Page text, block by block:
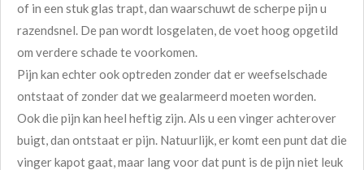
of in een stuk glas trapt, dan waarschuwt de scherpe pijn u
razendsnel. De pan wordt losgelaten, de voet hoog opgetild
om verdere schade te voorkomen.
Pijn kan echter ook optreden zonder dat er weefselschade
ontstaat of zonder dat we gealarmeerd moeten worden.
Ook die pijn kan heel heftig zijn. Als u een vinger achterover
buigt, dan ontstaat er pijn. Natuurlijk, er komt een punt dat die
vinger kapot gaat, maar lang voor dat punt is de pijn niet leuk